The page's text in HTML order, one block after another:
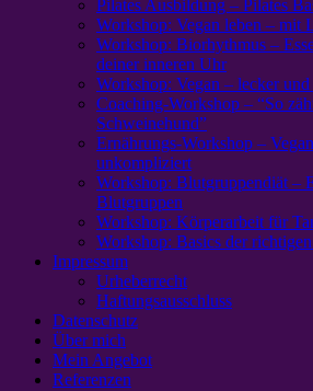
Pilates Ausbildung – Pilates
Workshop: Vegan leben – mit
Workshop: Biorhythmus –
deiner inneren Uhr
Workshop: Vegan – lecker
Coaching-Workshop – “So
Schweinehund”
Ernährungs-Workshop –
unkompliziert
Workshop: Blutgruppendiät –
Blutgruppen
Workshop: Körperarbeit für
Workshop: Basics der
Impressum
Urheberrecht
Haftungsausschluss
Datenschutz
Über mich
Mein Angebot
Referenzen